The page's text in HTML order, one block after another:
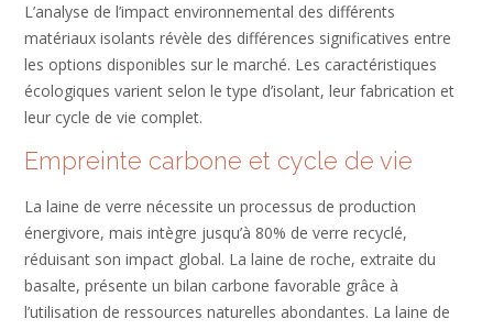
L’analyse de l’impact environnemental des différents
matériaux isolants révèle des différences significatives entre
les options disponibles sur le marché. Les caractéristiques
écologiques varient selon le type d’isolant, leur fabrication et
leur cycle de vie complet.
Empreinte carbone et cycle de vie
La laine de verre nécessite un processus de production
énergivore, mais intègre jusqu’à 80% de verre recyclé,
réduisant son impact global. La laine de roche, extraite du
basalte, présente un bilan carbone favorable grâce à
l’utilisation de ressources naturelles abondantes. La laine de